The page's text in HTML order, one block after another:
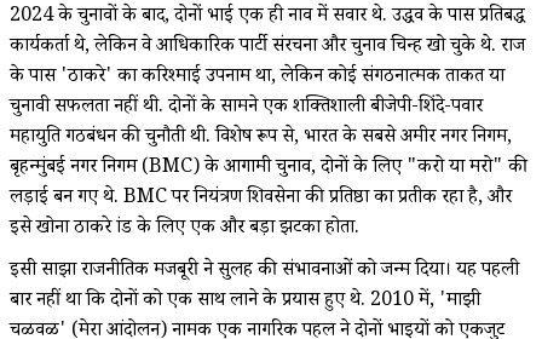
2024 के चुनावों के बाद, दोनों भाई एक ही नाव में सवार थे. उद्धव के पास प्रतिबद्ध
कार्यकर्ता थे, लेकिन वे आधिकारिक पार्टी संरचना और चुनाव चिन्ह खो चुके थे. राज
के पास 'ठाकरे' का करिश्माई उपनाम था, लेकिन कोई संगठनात्मक ताकत या
चुनावी सफलता नहीं थी. दोनों के सामने एक शक्तिशाली बीजेपी-शिंदे-पवार
महायुति गठबंधन की चुनौती थी. विशेष रूप से, भारत के सबसे अमीर नगर निगम,
बृहन्मुंबई नगर निगम (BMC) के आगामी चुनाव, दोनों के लिए "करो या मरो" की
लड़ाई बन गए थे. BMC पर नियंत्रण शिवसेना की प्रतिष्ठा का प्रतीक रहा है, और
इसे खोना ठाकरे ब्रांड के लिए एक और बड़ा झटका होता.
इसी साझा राजनीतिक मजबूरी ने सुलह की संभावनाओं को जन्म दिया। यह पहली
बार नहीं था कि दोनों को एक साथ लाने के प्रयास हुए थे. 2010 में, 'माझी
चळवळ' (मेरा आंदोलन) नामक एक नागरिक पहल ने दोनों भाइयों को एकजुट